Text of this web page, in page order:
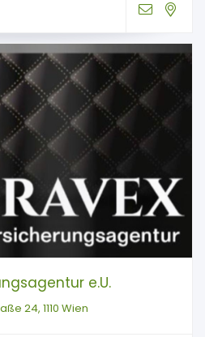
e.U.
24, 1110 Wien